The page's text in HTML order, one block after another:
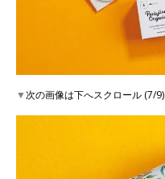
▼次の画像は下へスクロール (7/9)